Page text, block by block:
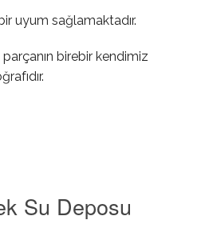
uyum sağlamaktadır.
birebir kendimiz
hakkında
Su Deposu